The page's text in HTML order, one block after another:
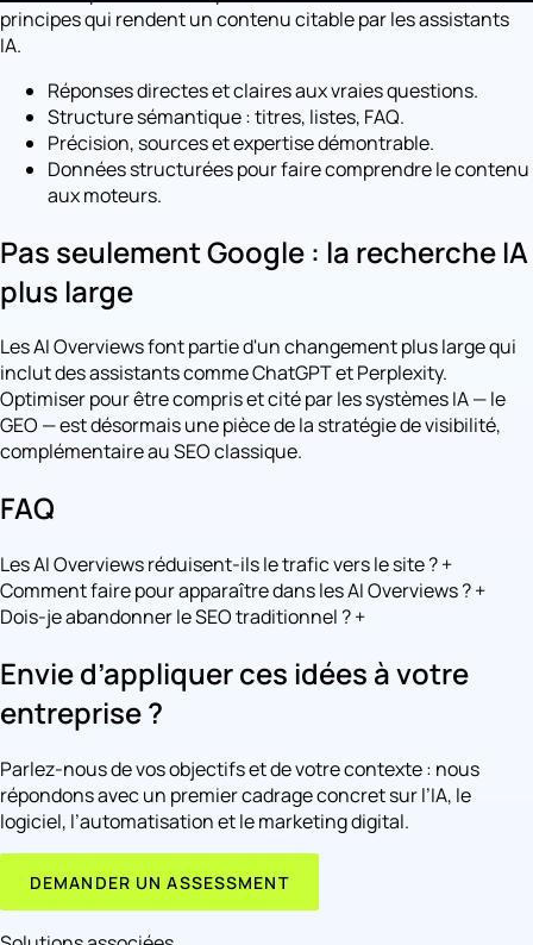
principes qui rendent un contenu citable par les assistants
IA.
Réponses directes et claires aux vraies questions.
Structure sémantique : titres, listes, FAQ.
Précision, sources et expertise démontrable.
Données structurées pour faire comprendre le contenu
aux moteurs.
Pas seulement Google : la recherche IA
plus large
Les AI Overviews font partie d'un changement plus large qui
inclut des assistants comme ChatGPT et Perplexity.
Optimiser pour être compris et cité par les systèmes IA — le
GEO — est désormais une pièce de la stratégie de visibilité,
complémentaire au SEO classique.
FAQ
Les AI Overviews réduisent-ils le trafic vers le site ?+
Comment faire pour apparaître dans les AI Overviews ?+
Dois-je abandonner le SEO traditionnel ?+
Envie d’appliquer ces idées à votre
entreprise ?
Parlez-nous de vos objectifs et de votre contexte : nous
répondons avec un premier cadrage concret sur l’IA, le
logiciel, l’automatisation et le marketing digital.
DEMANDER UN ASSESSMENT